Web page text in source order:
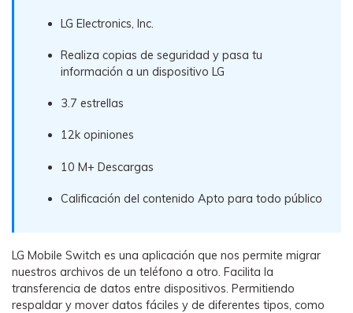
LG Electronics, Inc.
Realiza copias de seguridad y pasa tu
información a un dispositivo LG
3.7 estrellas
12k opiniones
10 M+ Descargas
Calificación del contenido Apto para todo público
LG Mobile Switch es una aplicación que nos permite migrar
nuestros archivos de un teléfono a otro. Facilita la
transferencia de datos entre dispositivos. Permitiendo
respaldar y mover datos fáciles y de diferentes tipos, como